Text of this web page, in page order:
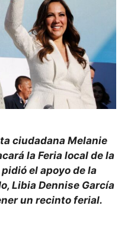
ciudadana Melanie
la Feria local de la
el apoyo de la
Libia Dennise García
un recinto ferial.